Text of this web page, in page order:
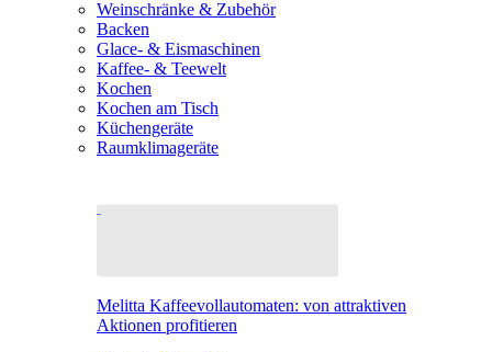
Weinschränke & Zubehör
Backen
Glace- & Eismaschinen
Kaffee- & Teewelt
Kochen
Kochen am Tisch
Küchengeräte
Raumklimageräte
Melitta Kaffeevollautomaten: von attraktiven
Aktionen profitieren